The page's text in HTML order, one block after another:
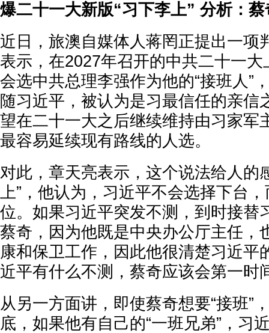
爆二十一大新版“习下李上” 分析：
近日，旅澳自媒体人蒋罔正提出一项
表示，在2027年召开的中共二十一
会选中共总理李强作为他的“接班人”
随习近平，被认为是习最信任的亲信
望在二十一大之后继续维持由习家军
最容易延续现有路线的人选。
对此，章天亮表示，这个说法给人的
上”，他认为，习近平不会选择下台
位。如果习近平突发不测，到时接替
蔡奇，因为他既是中央办公厅主任，
康和保卫工作，因此他很清楚习近平
近平有什么不测，蔡奇应该会第一时
从另一方面讲，即使蔡奇想要“接班”
底，如果他有自己的“一班兄弟”，习